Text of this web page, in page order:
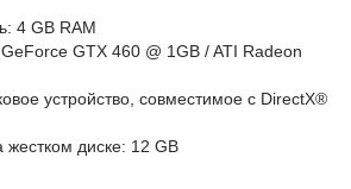
4 GB RAM
GTX 460 @ 1GB / ATI Radeon
устройство, совместимое с DirectX®
диске: 12 GB